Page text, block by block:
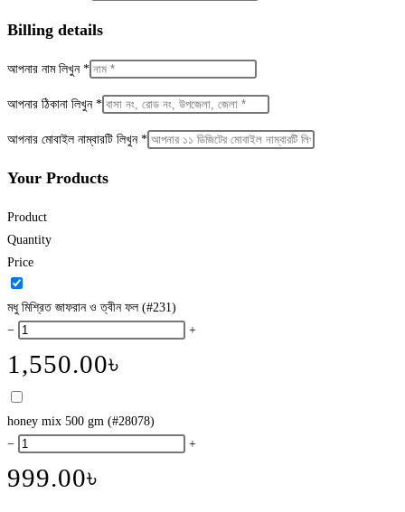
Billing details
আপনার নাম লিখুন *
আপনার ঠিকানা লিখুন *
আপনার মোবাইল নাম্বারটি লিখুন *
Your Products
Product
Quantity
Price
মধু মিশ্রিত জাফরান ও ত্বীন ফল (#231)
−
+
1,550.00৳
honey mix 500 gm (#28078)
−
+
999.00৳